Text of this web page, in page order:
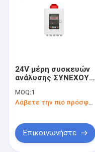
24V μέρη συσκευών
ανάλυσης ΣΥΝΕΧΟΥΣ
ανιχνευτών αερίου
1000M απόσταση
MOQ:1
Λάβετε την πιο πρόσφατη τιμή
Επικοινωνήστε